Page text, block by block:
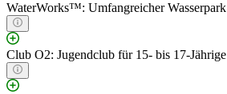
WaterWorks™: Umfangreicher Wasserpark
Club O2: Jugendclub für 15- bis 17-Jährige